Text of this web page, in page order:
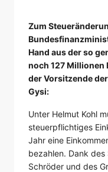
Zum
Hand aus der so
noch 127 Millionen
der Vorsitzende
Gysi:
Unter Helmut Kohl
steuerpflichtiges
Jahr eine
bezahlen. Dank
Schröder und des